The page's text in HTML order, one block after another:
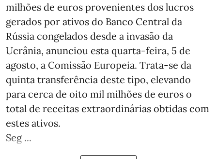
milhões de euros provenientes dos lucros
gerados por ativos do Banco Central da
Rússia congelados desde a invasão da
Ucrânia, anunciou esta quarta-feira, 5 de
agosto, a Comissão Europeia. Trata-se da
quinta transferência deste tipo, elevando
para cerca de oito mil milhões de euros o
total de receitas extraordinárias obtidas com
estes ativos.
Seg ...